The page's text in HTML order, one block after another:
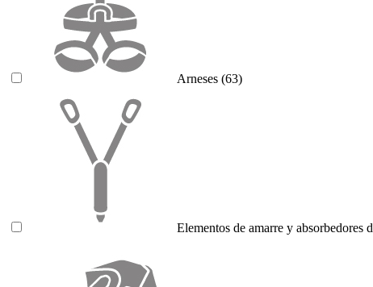
Arneses (63)
Elementos de amarre y absorbedores